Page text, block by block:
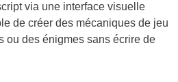
via une interface visuelle
de créer des mécaniques de jeu
ou des énigmes sans écrire de